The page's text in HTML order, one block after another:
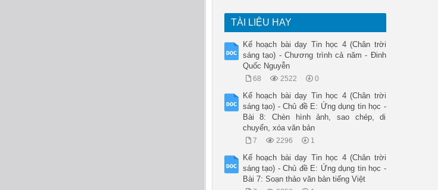
TÀI LIỆU HAY
Kế hoạch bài dạy Tin học 4 (Chân trời
sáng tạo) - Chương trình cả năm - Đinh
Quốc Nguyễn
68 2522 0
Kế hoạch bài dạy Tin học 4 (Chân trời
sáng tạo) - Chủ đề E: Ứng dụng tin học -
Bài 8: Chèn hình ảnh, sao chép, di
chuyển, xóa văn bản
7 2296 1
Kế hoạch bài dạy Tin học 4 (Chân trời
sáng tạo) - Chủ đề E: Ứng dụng tin học -
Bài 7: Soạn thảo văn bản tiếng Việt